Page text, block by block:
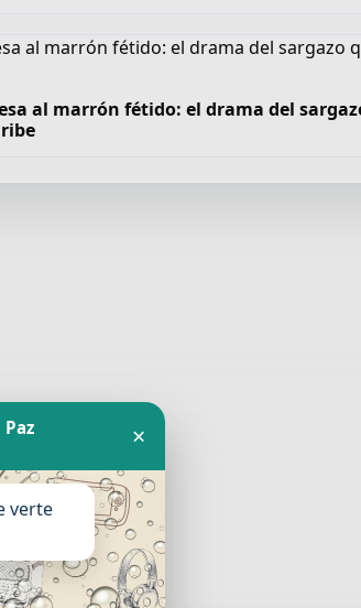
al marrón fétido: el drama del
×
verte